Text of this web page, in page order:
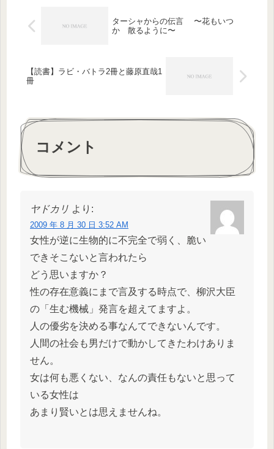
ターシャからの伝言 〜花もいつ
か 散るように〜
【読書】ラビ・バトラ2冊と藤原直哉1
冊
コメント
ヤドカリ より:
2009 年 8 月 30 日 3:52 AM
女性が逆に生物的に不完全で弱く、脆い
できそこないと言われたら
どう思いますか？
性の存在意義にまで言及する時点で、柳沢大臣
の「生む機械」発言を超えてますよ。
人の優劣を決める事なんてできないんです。
人間の社会も男だけで動かしてきたわけありま
せん。
女は何も悪くない、なんの責任もないと思って
いる女性は
あまり賢いとは思えませんね。